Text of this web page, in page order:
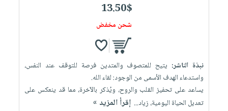
13.50$
شحن مخفض
نبذة الناشر: يتيح للمتصوف والمتدين فرصة للتوقف عند النفس،
واستدعاء الهدف الأسمى من الوجود: لقاء الله.
يساعد على تحفيز القلب والروح، ويُذكر بالآخرة، مما قد ينعكس على
تعديل الحياة اليومية، زياد... إقرأ المزيد »